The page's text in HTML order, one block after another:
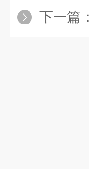
下一篇：